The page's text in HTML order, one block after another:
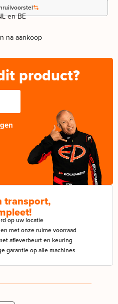
aanvragen
en BE
na aankoop
product?
transport,
op uw locatie
met onze ruime voorraad
afleverbeurt en keuring
garantie op alle machines